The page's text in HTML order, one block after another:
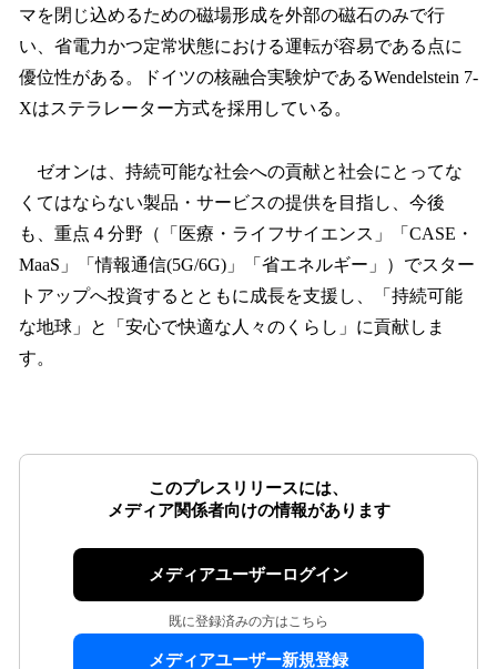
マを閉じ込めるための磁場形成を外部の磁石のみで行
い、省電力かつ定常状態における運転が容易である点に
優位性がある。ドイツの核融合実験炉であるWendelstein 7-
Xはステラレーター方式を採用している。
ゼオンは、持続可能な社会への貢献と社会にとってな
くてはならない製品・サービスの提供を目指し、今後
も、重点４分野（「医療・ライフサイエンス」「CASE・
MaaS」「情報通信(5G/6G)」「省エネルギー」）でスター
トアップへ投資するとともに成長を支援し、「持続可能
な地球」と「安心で快適な人々のくらし」に貢献しま
す。
このプレスリリースには、
メディア関係者向けの情報があります
メディアユーザーログイン
既に登録済みの方はこちら
メディアユーザー新規登録